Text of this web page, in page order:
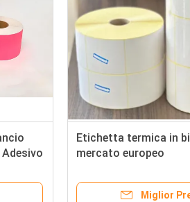
Etichetta termica in
mercato europeo
Miglior